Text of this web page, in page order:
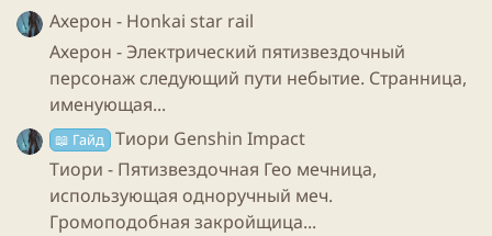
Примечание: действие второго пассивного таланта
описан в альтернативном навыке.
Мы разобрали навыки, и думаю самое время
уточнить, что Сайно играет через дендро реакции,
если это не стало очевидным.
Теперь разберёморужие:
Ахерон - Honkai star rail
Ахерон - Электрический пятизвездочный
персонаж следующий пути небытие. Странница,
именующая...
📖 Гайд Тиори Genshin Impact
Тиори - Пятизвездочная Гео мечница,
использующая одноручный меч.
Громоподобная закройщица...